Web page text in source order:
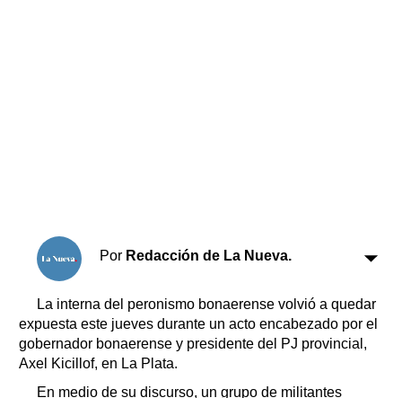
Por Redacción de La Nueva.
La interna del peronismo bonaerense volvió a quedar
expuesta este jueves durante un acto encabezado por el
gobernador bonaerense y presidente del PJ provincial,
Axel Kicillof, en La Plata.
En medio de su discurso, un grupo de militantes